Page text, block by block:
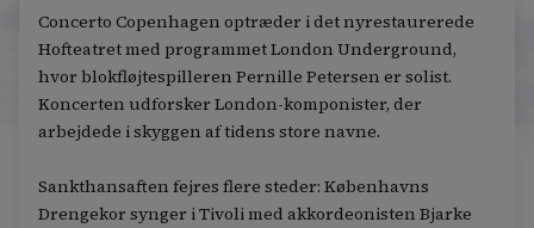
Concerto Copenhagen optræder i det nyrestaurerede
Hofteatret med programmet London Underground,
hvor blokfløjtespilleren Pernille Petersen er solist.
Koncerten udforsker London-komponister, der
arbejdede i skyggen af tidens store navne.
Sankthansaften fejres flere steder: Københavns
Drengekor synger i Tivoli med akkordeonisten Bjarke